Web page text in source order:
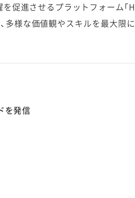
促進させるプラットフォーム「H
多様な価値観やスキルを最大限に
を発信